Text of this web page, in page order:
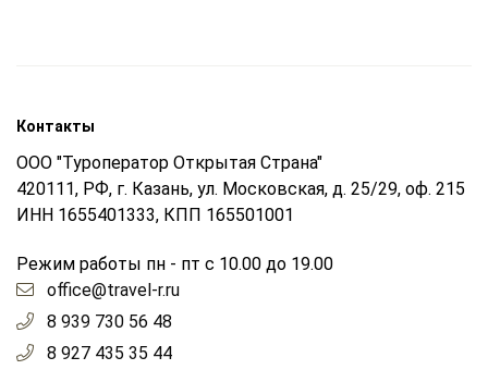
Контакты
ООО "Туроператор Открытая Страна"
420111, РФ, г. Казань, ул. Московская, д. 25/29, оф. 215
ИНН 1655401333, КПП 165501001
Режим работы пн - пт с 10.00 до 19.00
office@travel-r.ru
8 939 730 56 48
8 927 435 35 44